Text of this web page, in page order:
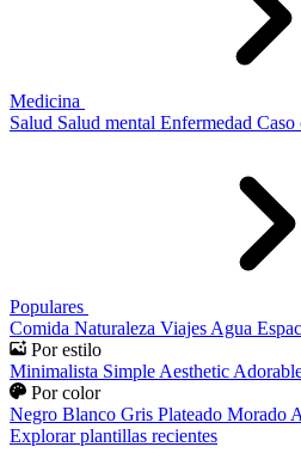
Medicina
Salud Salud mental Enfermedad
Populares
Comida Naturaleza Viajes Agua
Por estilo
Minimalista Simple Aesthetic
Por color
Negro Blanco Gris Plateado Morado
Explorar plantillas recientes